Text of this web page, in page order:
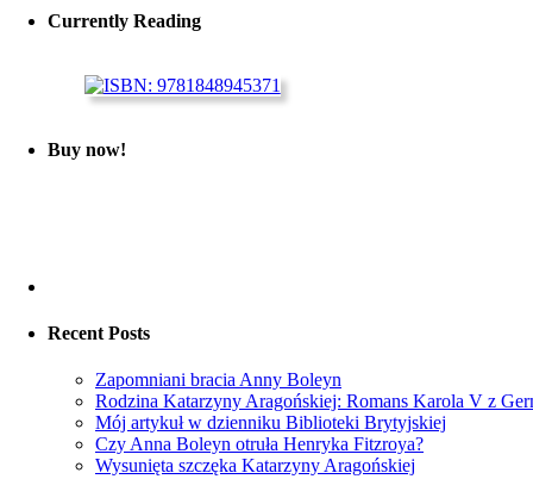
Currently Reading
Buy now!
Recent Posts
Zapomniani bracia Anny Boleyn
Rodzina Katarzyny Aragońskiej: Romans Karola V z
Mój artykuł w dzienniku Biblioteki Brytyjskiej
Czy Anna Boleyn otruła Henryka Fitzroya?
Wysunięta szczęka Katarzyny Aragońskiej